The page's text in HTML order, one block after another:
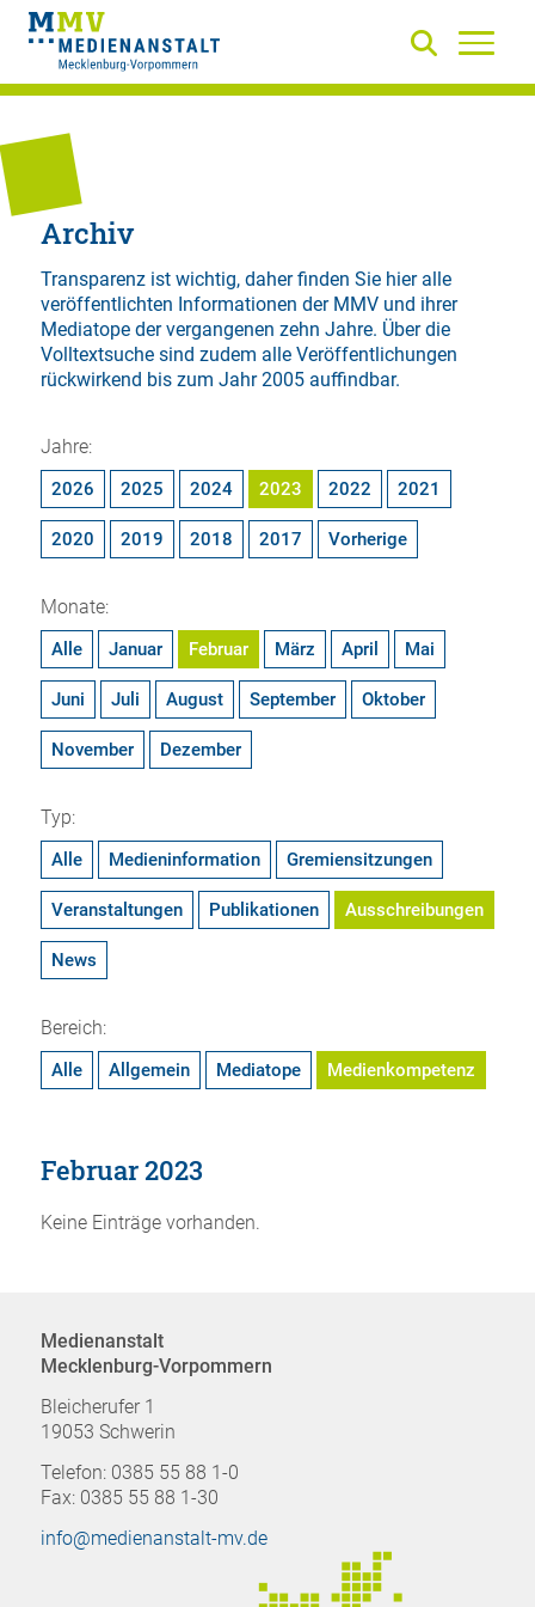
Archiv
Transparenz ist wichtig, daher finden Sie hier alle
veröffentlichten Informationen der MMV und ihrer
Mediatope der vergangenen zehn Jahre. Über die
Volltextsuchesind zudem alle Veröffentlichungen
rückwirkend bis zum Jahr 2005 auffindbar.
Jahre:
2026 2025 2024 2023 2022 2021
2020 2019 2018 2017 Vorherige
Monate:
Alle Januar Februar März April Mai
Juni Juli August September Oktober
November Dezember
Typ:
Alle Medieninformation Gremiensitzungen
Veranstaltungen Publikationen Ausschreibungen
News
Bereich:
Alle Allgemein Mediatope Medienkompetenz
Februar 2023
Keine Einträge vorhanden.
Medienanstalt
Mecklenburg-Vorpommern
Bleicherufer 1
19053 Schwerin
Telefon: 0385 55 88 1-0
Fax: 0385 55 88 1-30
info@medienanstalt-mv.de